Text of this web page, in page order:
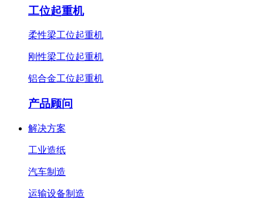
工位起重机
柔性梁工位起重机
刚性梁工位起重机
铝合金工位起重机
产品顾问
解决方案
工业造纸
汽车制造
运输设备制造